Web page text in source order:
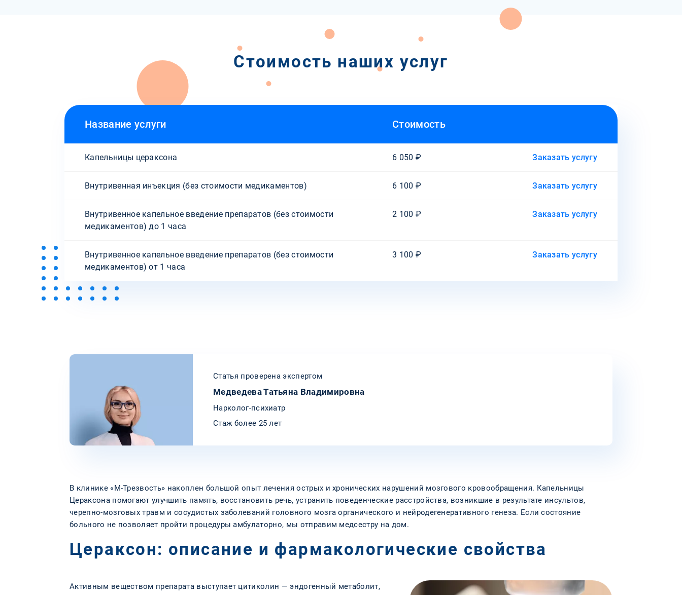
Стоимость наших услуг
Название услуги Стоимость
Капельницы цераксона 6 050 ₽ Заказать услугу
Внутривенная инъекция (без стоимости медикаментов) 6 100 ₽ Заказать услугу
Внутривенное капельное введение препаратов (без стоимости
медикаментов) до 1 часа
2 100 ₽ Заказать услугу
Внутривенное капельное введение препаратов (без стоимости
медикаментов) от 1 часа
3 100 ₽ Заказать услугу
Статья проверена экспертом
Медведева Татьяна Владимировна
Нарколог-психиатр
Стаж более 25 лет
В клинике «М-Трезвость» накоплен большой опыт лечения острых и хронических нарушений мозгового кровообращения. Капельницы
Цераксона помогают улучшить память, восстановить речь, устранить поведенческие расстройства, возникшие в результате инсультов,
черепно-мозговых травм и сосудистых заболеваний головного мозга органического и нейродегенеративного генеза. Если состояние
больного не позволяет пройти процедуры амбулаторно, мы отправим медсестру на дом.
Цераксон: описание и фармакологические свойства
Активным веществом препарата выступает цитиколин — эндогенный метаболит,